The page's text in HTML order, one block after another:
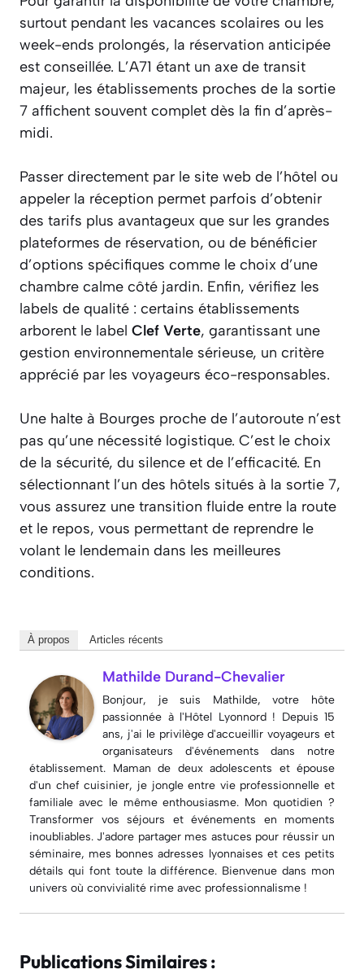
surtout pendant les vacances scolaires ou les
week-ends prolongés, la réservation anticipée
est conseillée. L’A71 étant un axe de transit
majeur, les établissements proches de la sortie
7 affichent souvent complet dès la fin d’après-
midi.
Passer directement par le site web de l’hôtel ou
appeler la réception permet parfois d’obtenir
des tarifs plus avantageux que sur les grandes
plateformes de réservation, ou de bénéficier
d’options spécifiques comme le choix d’une
chambre calme côté jardin. Enfin, vérifiez les
labels de qualité : certains établissements
arborent le label Clef Verte, garantissant une
gestion environnementale sérieuse, un critère
apprécié par les voyageurs éco-responsables.
Une halte à Bourges proche de l’autoroute n’est
pas qu’une nécessité logistique. C’est le choix
de la sécurité, du silence et de l’efficacité. En
sélectionnant l’un des hôtels situés à la sortie 7,
vous assurez une transition fluide entre la route
et le repos, vous permettant de reprendre le
volant le lendemain dans les meilleures
conditions.
À propos Articles récents
Mathilde Durand-Chevalier
Bonjour, je suis Mathilde, votre hôte
passionnée à l'Hôtel Lyonnord ! Depuis 15
ans, j'ai le privilège d'accueillir voyageurs et
organisateurs d'événements dans notre
établissement. Maman de deux adolescents et épouse
d'un chef cuisinier, je jongle entre vie professionnelle et
familiale avec le même enthousiasme. Mon quotidien ?
Transformer vos séjours et événements en moments
inoubliables. J'adore partager mes astuces pour réussir un
séminaire, mes bonnes adresses lyonnaises et ces petits
détails qui font toute la différence. Bienvenue dans mon
univers où convivialité rime avec professionnalisme !
Publications Similaires :